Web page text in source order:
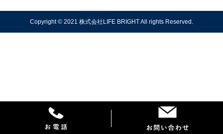
Copyright © 2021 株式会社LIFE BRIGHT All rights Reserved.